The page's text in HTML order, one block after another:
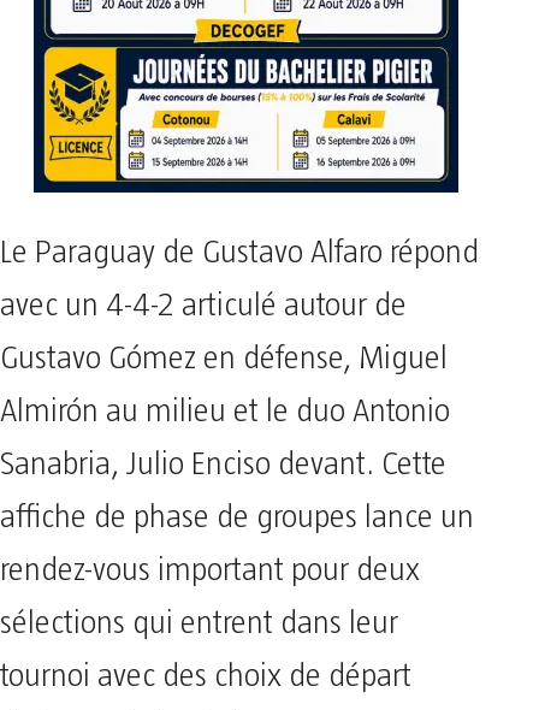
Le Paraguay de Gustavo Alfaro répond
avec un 4-4-2 articulé autour de
Gustavo Gómez en défense, Miguel
Almirón au milieu et le duo Antonio
Sanabria, Julio Enciso devant. Cette
affiche de phase de groupes lance un
rendez-vous important pour deux
sélections qui entrent dans leur
tournoi avec des choix de départ